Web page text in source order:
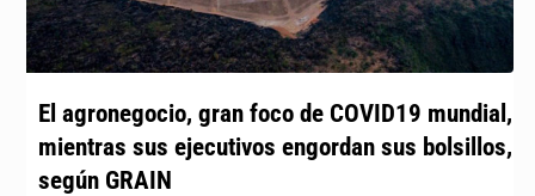
El agronegocio, gran foco de COVID19 mundial,
mientras sus ejecutivos engordan sus bolsillos,
según GRAIN